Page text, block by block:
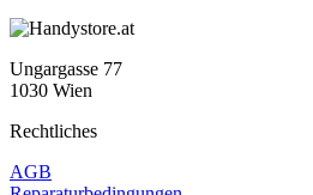
Ungargasse 77
1030 Wien
Rechtliches
AGB